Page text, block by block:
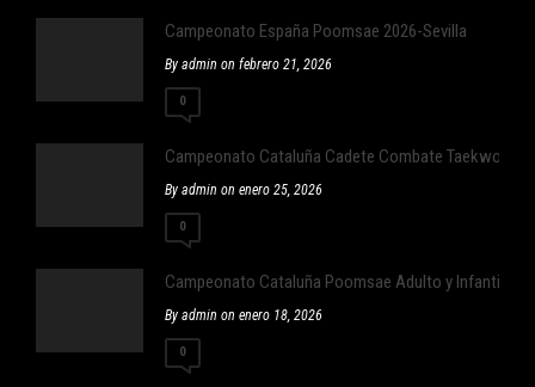
Campeonato España Poomsae 2026-Sevilla
By admin on febrero 21, 2026
0
Campeonato Cataluña Cadete Combate Taekwondo
By admin on enero 25, 2026
0
Campeonato Cataluña Poomsae Adulto y Infantil
By admin on enero 18, 2026
0